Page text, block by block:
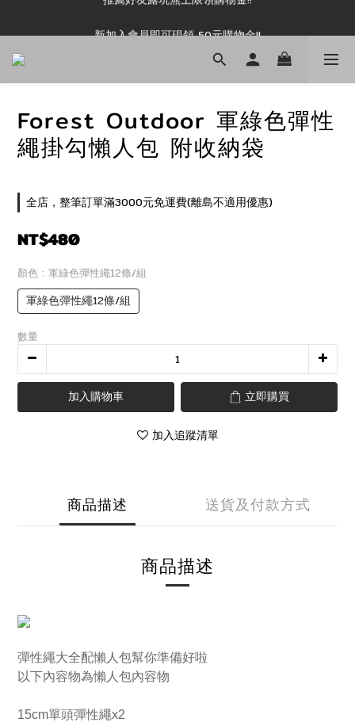
新加入會員即可現領 50元購物金!!
Forest Outdoor 軍綠色彈性
繩掛勾懶人包 附收納袋
全店，整筆訂單滿3000元免運費(離島不適用優惠)
NT$480
顏色 : 軍綠色彈性繩12條/組
軍綠色彈性繩12條/組
數量
加入購物車 立即購買
加入追蹤清單
商品描述 送貨及付款方式
商品描述
彈性繩大全配懶人包幫你準備好啦
以下內容物為懶人包內容物
15cm單頭彈性繩x2